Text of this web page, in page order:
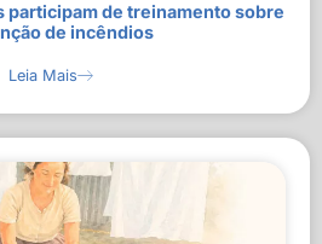
participam de treinamento sobre
de incêndios
Leia Mais